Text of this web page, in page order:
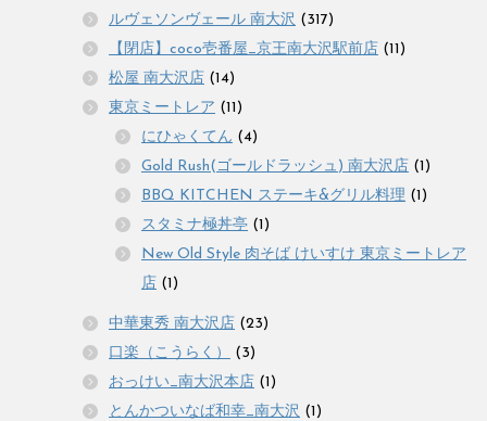
ルヴェソンヴェール 南大沢 (317)
【閉店】coco壱番屋_京王南大沢駅前店 (11)
松屋 南大沢店 (14)
東京ミートレア (11)
にひゃくてん (4)
Gold Rush(ゴールドラッシュ) 南大沢店 (1)
BBQ KITCHEN ステーキ&グリル料理 (1)
スタミナ極丼亭 (1)
New Old Style 肉そば けいすけ 東京ミートレア
店 (1)
中華東秀 南大沢店 (23)
口楽（こうらく）
(3)
おっけい_南大沢本店 (1)
とんかついなば和幸_南大沢 (1)